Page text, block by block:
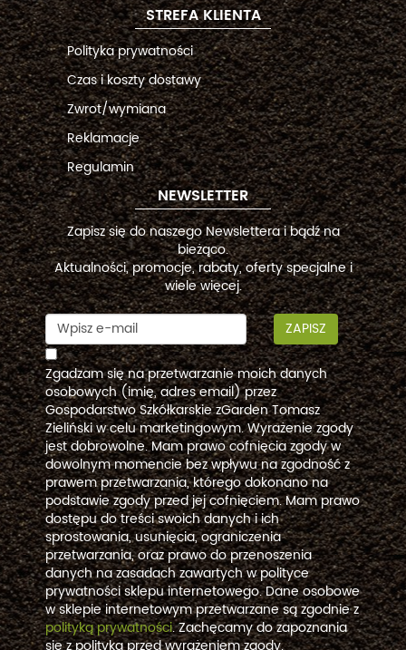
STREFA KLIENTA
Polityka prywatności
Czas i koszty dostawy
Zwrot/wymiana
Reklamacje
Regulamin
NEWSLETTER
Zapisz się do naszego Newslettera i bądź na
bieżąco.
Aktualności, promocje, rabaty, oferty specjalne i
wiele więcej.
ZAPISZ
Zgadzam się na przetwarzanie moich danych
osobowych (imię, adres email) przez
Gospodarstwo Szkółkarskie zGarden Tomasz
Zieliński w celu marketingowym. Wyrażenie zgody
jest dobrowolne. Mam prawo cofnięcia zgody w
dowolnym momencie bez wpływu na zgodność z
prawem przetwarzania, którego dokonano na
podstawie zgody przed jej cofnięciem. Mam prawo
dostępu do treści swoich danych i ich
sprostowania, usunięcia, ograniczenia
przetwarzania, oraz prawo do przenoszenia
danych na zasadach zawartych w polityce
prywatności sklepu internetowego. Dane osobowe
w sklepie internetowym przetwarzane są zgodnie z
polityką prywatności. Zachęcamy do zapoznania
się z polityką przed wyrażeniem zgody.